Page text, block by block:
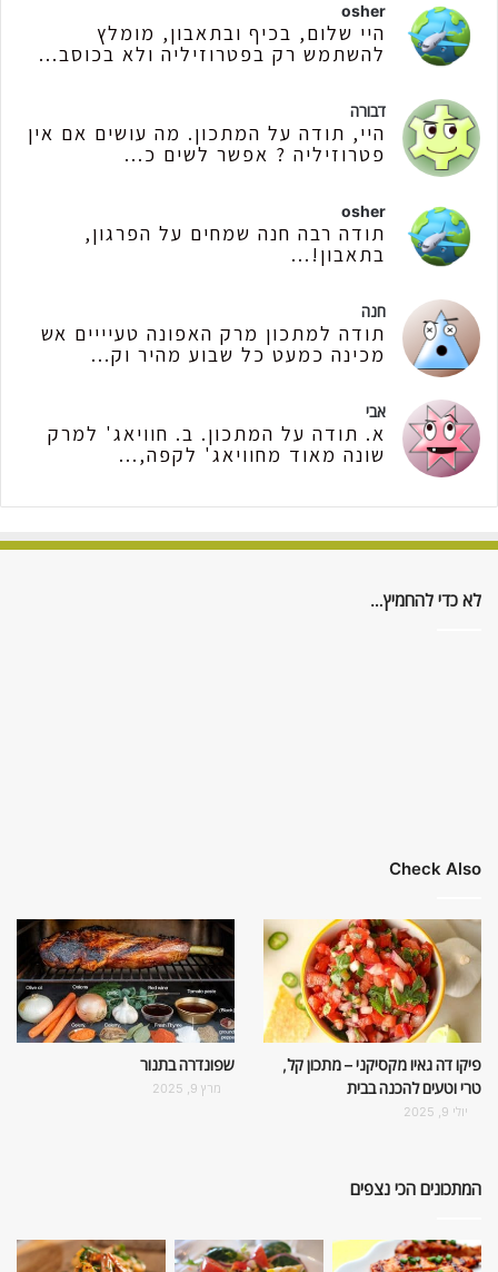
osher
היי שלום, בכיף ובתאבון, מומלץ
להשתמש רק בפטרוזיליה ולא בכוסב...
דבורה
היי, תודה על המתכון. מה עושים אם אין
פטרוזיליה ? אפשר לשים כ...
osher
תודה רבה חנה שמחים על הפרגון,
בתאבון!...
חנה
תודה למתכון מרק האפונה טעיייים אש
מכינה כמעט כל שבוע מהיר וק...
אבי
א. תודה על המתכון. ב. חוויאג' למרק
שונה מאוד מחוויאג' לקפה,...
לא כדי להחמיץ…
Check Also
פיקו דה גאיו מקסיקני – מתכון קל,
טרי וטעים להכנה בבית
יולי 9, 2025
שפונדרה בתנור
מרץ 9, 2025
המתכונים הכי נצפים